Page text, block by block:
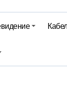
российские
сев озимых и
–